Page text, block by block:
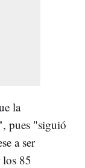
la
, pues "siguió
a ser
los 85